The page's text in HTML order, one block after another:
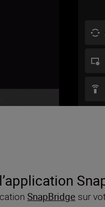
SnapBridge sur